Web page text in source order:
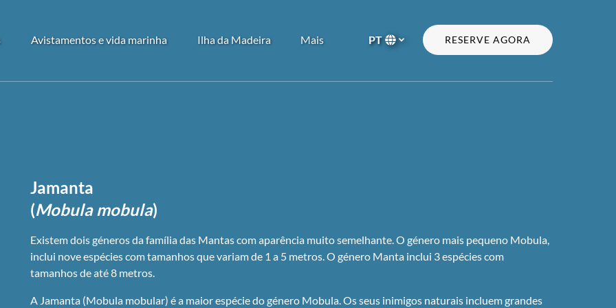
Avistamentos e vida marinha Ilha da Madeira
Menu
MaisMenu
Selecione
seu
PT RESERVE AGORA
Jamanta
(Mobula mobula)
Existem dois géneros da família das Mantas com aparência muito semelhante. O género mais pequeno Mobula,
inclui nove espécies com tamanhos que variam de 1 a 5 metros. O género Manta inclui 3 espécies com
tamanhos de até 8 metros.
A Jamanta (Mobula mobular) é a maior espécie do género Mobula. Os seus inimigos naturais incluem grandes